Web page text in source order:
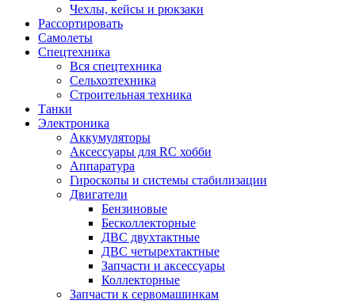
Чехлы, кейсы и рюкзаки
Рассортировать
Самолеты
Спецтехника
Вся спецтехника
Сельхозтехника
Строительная техника
Танки
Электроника
Аккумуляторы
Аксессуары для RC хобби
Аппаратура
Гироскопы и системы стабилизации
Двигатели
Бензиновые
Бесколлекторные
ДВС двухтактные
ДВС четырехтактные
Запчасти и аксессуары
Коллекторные
Запчасти к сервомашинкам